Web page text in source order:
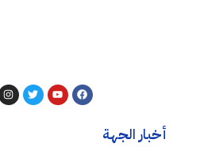
أخبار الجهة